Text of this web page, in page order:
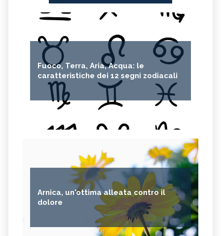
Fuoco, Terra, Aria, Acqua: le
caratteristiche dei 12 segni zodiacali
Arnica, un'ottima alleata contro il
dolore